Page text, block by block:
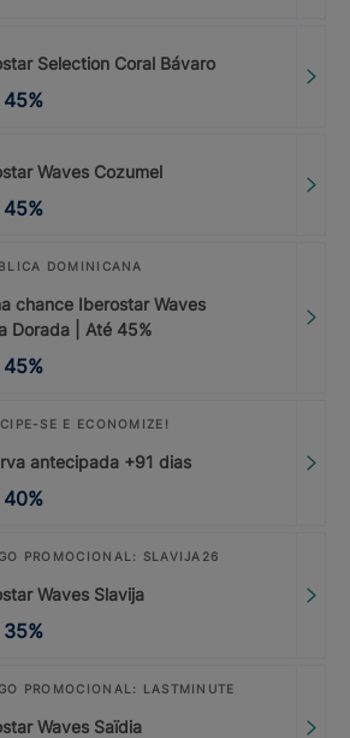
Selection Coral Bávaro
45%
Waves Cozumel
45%
DOMINICANA
chance Iberostar Waves
Dorada | Até 45%
45%
SE E ECONOMIZE!
antecipada +91 dias
40%
PROMOCIONAL: SLAVIJA26
Waves Slavija
35%
PROMOCIONAL: LASTMINUTE
Waves Saïdia